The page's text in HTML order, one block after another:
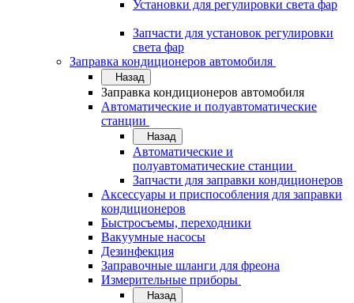
Установки для регулировки света фар
Запчасти для установок регулировки
света фар
Заправка кондиционеров автомобиля
Назад
Заправка кондиционеров автомобиля
Автоматические и полуавтоматические
станции
Назад
Автоматические и
полуавтоматические станции
Запчасти для заправки кондиционеров
Аксессуары и приспособления для заправки
кондиционеров
Быстросъемы, переходники
Вакуумные насосы
Дезинфекция
Заправочные шланги для фреона
Измерительные приборы
Назад